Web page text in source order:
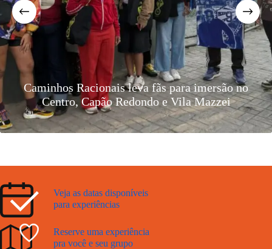
Racionais leva fãs para imersão no
Centro, Capão Redondo e Vila Mazzei
Veja as datas disponíveis
para experiências
Reserve uma experiência
pra você e seu grupo